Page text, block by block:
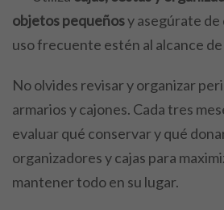
objetos pequeñosy asegúrate de
uso frecuente estén al alcance de
No olvides revisar y organizar
armarios y cajones. Cada tres
evaluar qué conservar y qué
organizadores y cajas para
mantener todo en su lugar.